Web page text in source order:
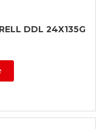
DDL 24X135G